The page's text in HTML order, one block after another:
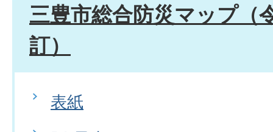
三豊市総合防災マップ（
訂）
表紙